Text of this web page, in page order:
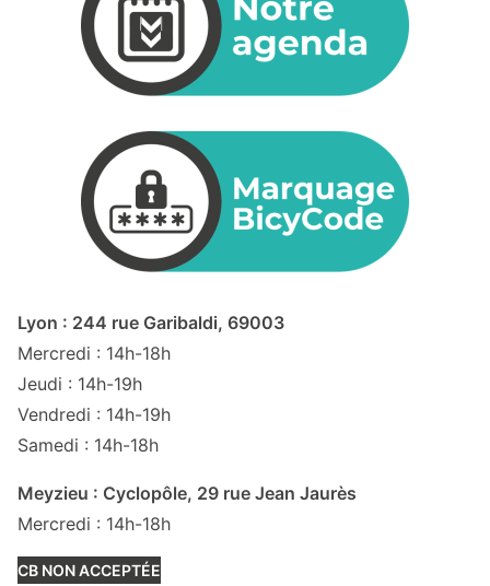
Lyon : 244 rue Garibaldi, 69003
Mercredi : 14h-18h
Jeudi : 14h-19h
Vendredi : 14h-19h
Samedi : 14h-18h
Meyzieu : Cyclopôle, 29 rue Jean Jaurès
Mercredi : 14h-18h
CB NON ACCEPTÉE